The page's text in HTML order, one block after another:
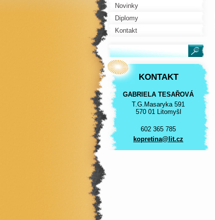
Novinky
Diplomy
Kontakt
KONTAKT
GABRIELA TESAŘOVÁ
T.G.Masaryka 591
570 01 Litomyšl
602 365 785
kopretina@lit.cz